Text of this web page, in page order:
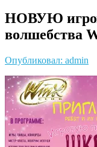
НОВУЮ
волшебства
Опубликовал: admin